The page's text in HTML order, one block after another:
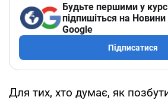
Будьте першими у
підпишіться на Новини
Google
Підписатися
Для тих, хто думає, як